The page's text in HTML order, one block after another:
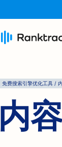
免费搜索引擎优化工具 /
内